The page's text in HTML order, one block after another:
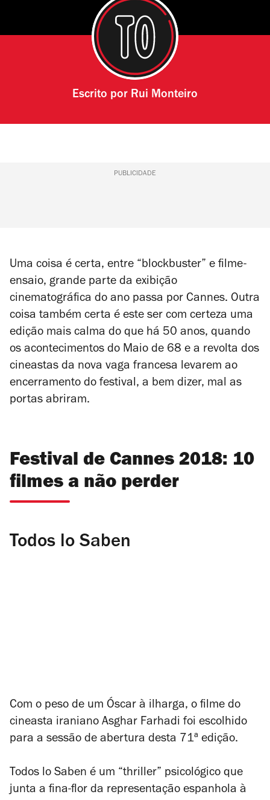
Escrito por Rui Monteiro
PUBLICIDADE
Uma coisa é certa, entre “blockbuster” e filme-
ensaio, grande parte da exibição
cinematográfica do ano passa por Cannes. Outra
coisa também certa é este ser com certeza uma
edição mais calma do que há 50 anos, quando
os acontecimentos do Maio de 68 e a revolta dos
cineastas da nova vaga francesa levarem ao
encerramento do festival, a bem dizer, mal as
portas abriram.
Festival de Cannes 2018: 10
filmes a não perder
Todos lo Saben
Com o peso de um Óscar à ilharga, o filme do
cineasta iraniano Asghar Farhadi foi escolhido
para a sessão de abertura desta 71ª edição.
Todos lo Saben é um “thriller” psicológico que
junta a fina-flor da representação espanhola à